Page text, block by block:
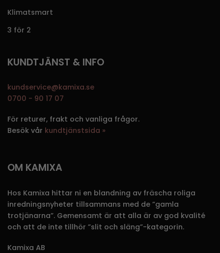
Klimatsmart
3 för 2
KUNDTJÄNST & INFO
kundservice@kamixa.se
0700 - 90 17 07
För returer, frakt och vanliga frågor.
Besök vår kundtjänstsida »
OM KAMIXA
Hos Kamixa hittar ni en blandning av fräscha roliga
inredningsnyheter tillsammans med de ”gamla
trotjänarna”. Gemensamt är att alla är av god kvalité
och att de inte tillhör ”slit och släng”-kategorin.
Kamixa AB